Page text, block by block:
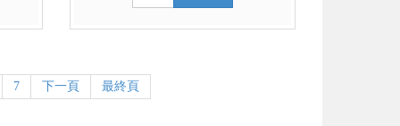
7 下一頁 最終頁